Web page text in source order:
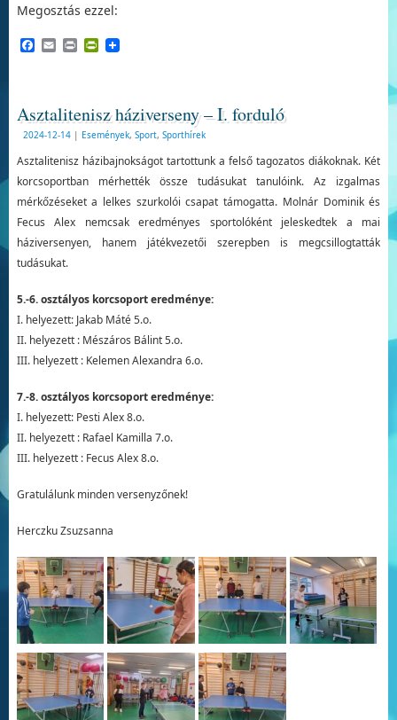
Megosztás ezzel:
Facebook
EmailPrintPrintFriendly
Asztalitenisz háziverseny – I. forduló
2024-12-14 | Események, Sport, Sporthírek
Asztalitenisz házibajnokságot tartottunk a felső tagozatos diákoknak. Két
korcsoportban mérhették össze tudásukat tanulóink. Az izgalmas
mérkőzéseket a lelkes szurkolói csapat támogatta. Molnár Dominik és
Fecus Alex nemcsak eredményes sportolóként jeleskedtek a mai
háziversenyen, hanem játékvezetői szerepben is megcsillogtatták
tudásukat.
5.-6. osztályos korcsoport eredménye:
I. helyezett: Jakab Máté 5.o.
II. helyezett : Mészáros Bálint 5.o.
III. helyezett : Kelemen Alexandra 6.o.
7.-8. osztályos korcsoport eredménye:
I. helyezett: Pesti Alex 8.o.
II. helyezett : Rafael Kamilla 7.o.
III. helyezett : Fecus Alex 8.o.
Gratulálunk minden versenyzőnek!
Herczku Zsuzsanna